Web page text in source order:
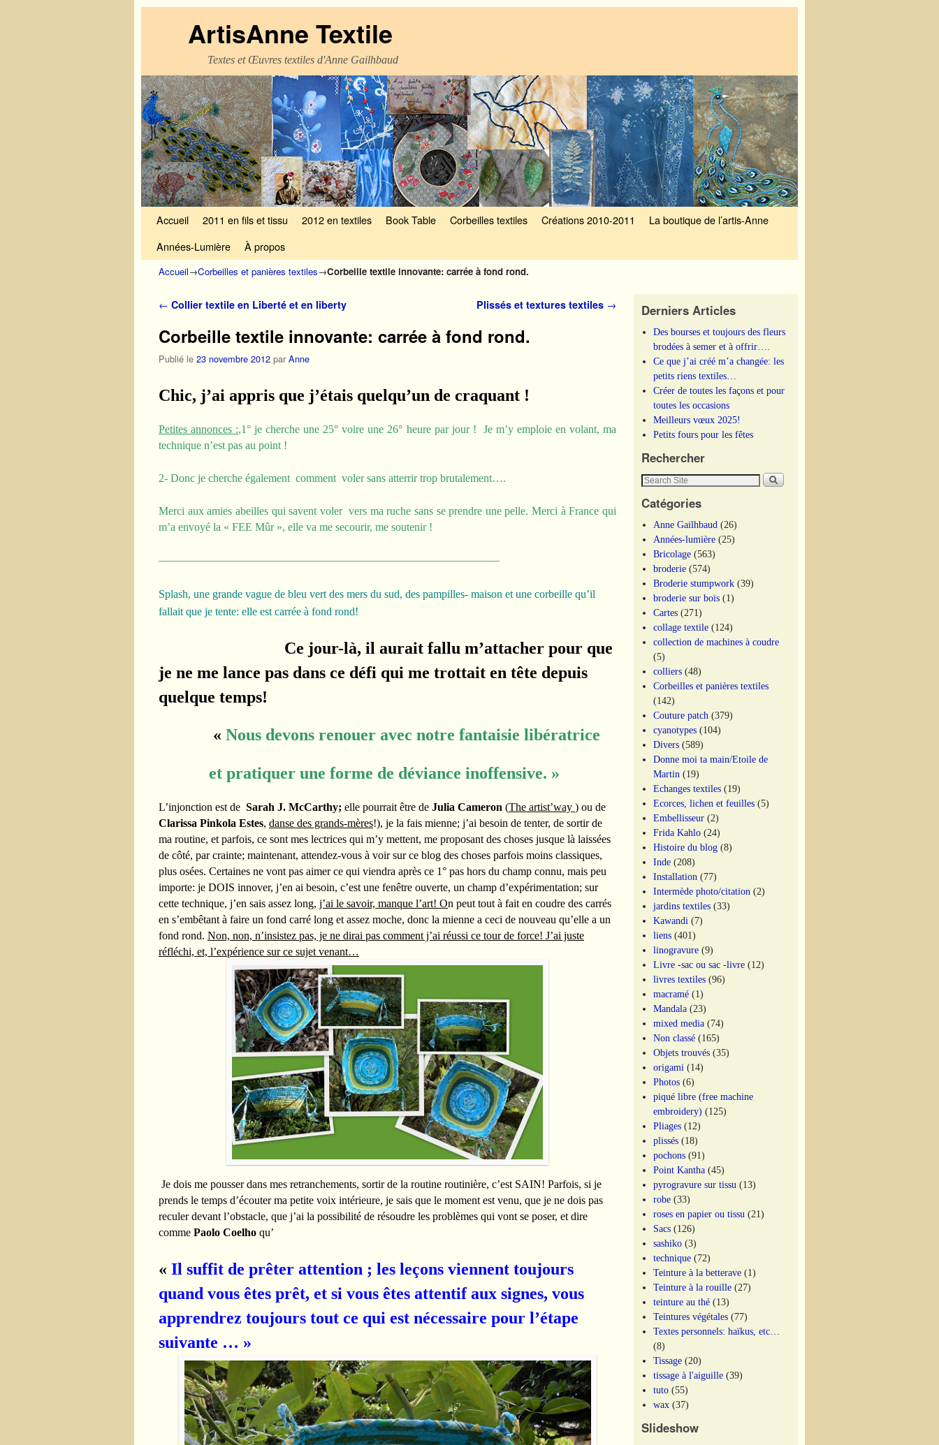
ArtisAnne Textile
Textes et Œuvres textiles d'Anne Gailhbaud
Accueil 2011 en fils et tissu 2012 en textiles Book Table Corbeilles textiles Créations 2010-2011
La boutique de l’artis-Anne
Années-Lumière
À propos
Accueil→Corbeilles et panières textiles→Corbeille textile innovante: carrée à fond rond.
Navigation des articles
← Collier textile en Liberté et en liberty Plissés et textures textiles →
Corbeille textile innovante: carrée à fond rond.
Publié le 23 novembre 2012 par Anne
Chic, j’ai appris que j’étais quelqu’un de craquant !
Petites annonces :,1° je cherche une 25° voire une 26° heure par jour ! Je m’y emploie en volant, ma
technique n’est pas au point !
2- Donc je cherche également comment voler sans atterrir trop brutalement….
Merci aux amies abeilles qui savent voler vers ma ruche sans se prendre une pelle. Merci à France qui
m’a envoyé la « FEE Mûr », elle va me secourir, me soutenir !
——————————————————————————————–
Splash, une grande vague de bleu vert des mers du sud, des pampilles- maison et une corbeille qu’il
fallait que je tente: elle est carrée à fond rond!
Ce jour-là, il aurait fallu m’attacher pour que
je ne me lance pas dans ce défi qui me trottait en tête depuis
quelque temps!
« Nous devons renouer avec notre fantaisie libératrice
et pratiquer une forme de déviance inoffensive. »
L’injonction est de Sarah J. McCarthy; elle pourrait être de Julia Cameron (The artist’way ) ou de
Clarissa Pinkola Estes, danse des grands-mères!), je la fais mienne; j’ai besoin de tenter, de sortir de
ma routine, et parfois, ce sont mes lectrices qui m’y mettent, me proposant des choses jusque là laissées
de côté, par crainte; maintenant, attendez-vous à voir sur ce blog des choses parfois moins classiques,
plus osées. Certaines ne vont pas aimer ce qui viendra après ce 1° pas hors du champ connu, mais peu
importe: je DOIS innover, j’en ai besoin, c’est une fenêtre ouverte, un champ d’expérimentation; sur
cette technique, j’en sais assez long, j’ai le savoir, manque l’art! On peut tout à fait en coudre des carrés
en s’embêtant à faire un fond carré long et assez moche, donc la mienne a ceci de nouveau qu’elle a un
fond rond. Non, non, n’insistez pas, je ne dirai pas comment j’ai réussi ce tour de force! J’ai juste
réfléchi, et, l’expérience sur ce sujet venant…
Je dois me pousser dans mes retranchements, sortir de la routine routinière, c’est SAIN! Parfois, si je
prends le temps d’écouter ma petite voix intérieure, je sais que le moment est venu, que je ne dois pas
reculer devant l’obstacle, que j’ai la possibilité de résoudre les problèmes qui vont se poser, et dire
comme Paolo Coelho qu’
« Il suffit de prêter attention ; les leçons viennent toujours
quand vous êtes prêt, et si vous êtes attentif aux signes, vous
apprendrez toujours tout ce qui est nécessaire pour l’étape
suivante … »
Derniers Articles
Des bourses et toujours des fleurs
brodées à semer et à offrir….
Ce que j’ai créé m’a changée: les
petits riens textiles…
Créer de toutes les façons et pour
toutes les occasions
Meilleurs vœux 2025!
Petits fours pour les fêtes
Rechercher
Catégories
Anne Gailhbaud (26)
Années-lumière (25)
Bricolage (563)
broderie (574)
Broderie stumpwork (39)
broderie sur bois (1)
Cartes (271)
collage textile (124)
collection de machines à coudre
(5)
colliers (48)
Corbeilles et panières textiles
(142)
Couture patch (379)
cyanotypes (104)
Divers (589)
Donne moi ta main/Etoile de
Martin (19)
Echanges textiles (19)
Ecorces, lichen et feuilles (5)
Embellisseur (2)
Frida Kahlo (24)
Histoire du blog (8)
Inde (208)
Installation (77)
Intermède photo/citation (2)
jardins textiles (33)
Kawandi (7)
liens (401)
linogravure (9)
Livre -sac ou sac -livre (12)
livres textiles (96)
macramé (1)
Mandala (23)
mixed media (74)
Non classé (165)
Objets trouvés (35)
origami (14)
Photos (6)
piqué libre (free machine
embroidery) (125)
Pliages (12)
plissés (18)
pochons (91)
Point Kantha (45)
pyrogravure sur tissu (13)
robe (33)
roses en papier ou tissu (21)
Sacs (126)
sashiko (3)
technique (72)
Teinture à la betterave (1)
Teinture à la rouille (27)
teinture au thé (13)
Teintures végétales (77)
Textes personnels: haïkus, etc…
(8)
Tissage (20)
tissage à l'aiguille (39)
tuto (55)
wax (37)
Slideshow